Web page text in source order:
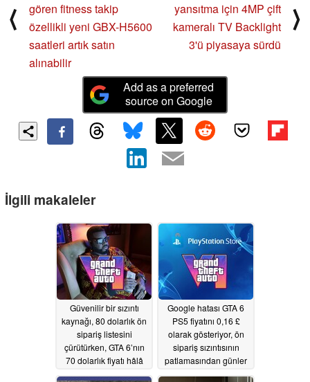
⟨
gören fitness takip
özellikli yeni GBX-H5600
saatleri artık satın
alınabilir
yansıtma için 4MP çift
kameralı TV Backlight
3'ü piyasaya sürdü
⟩
Add as a preferred
source on Google
İlgili makaleler
Güvenilir bir sızıntı
kaynağı, 80 dolarlık ön
sipariş listesini
çürütürken, GTA 6’nın
70 dolarlık fiyatı hâlâ
Google hatası GTA 6
PS5 fiyatını 0,16 £
olarak gösteriyor, ön
sipariş sızıntısının
patlamasından günler
05/21/2026